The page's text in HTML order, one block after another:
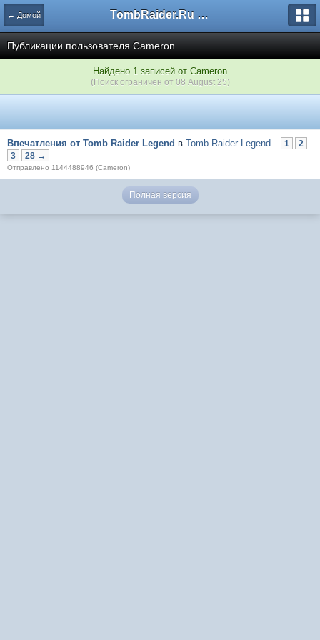
← Домой TombRaider.Ru - Форумы
Публикации пользователя Cameron
Найдено 1 записей от Cameron
(Поиск ограничен от 08 August 25)
Впечатления от Tomb Raider Legend в Tomb Raider Legend 1
2
3
28 →
Отправлено 1144488946 (Cameron)
Полная версия